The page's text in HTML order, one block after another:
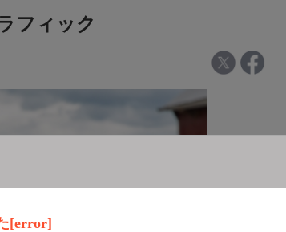
[error]
フィック